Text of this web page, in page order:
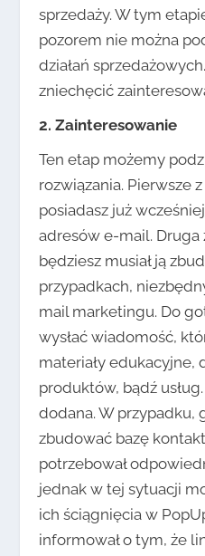
sprzedaży. W tym
pozorem nie można
działań
zniechęcić
2. Zainteresowanie
Ten etap możemy
rozwiązania. Pierwsze
posiadasz już
adresów e-mail. Druga
będziesz musiał ją
przypadkach,
mail marketingu. Do
wysłać wiadomość,
materiały edukacyjne,
produktów, bądź
dodana. W przypadku,
zbudować bazę
potrzebował
jednak w tej sytuacji
ich ściągnięcia w
informował o tym, że